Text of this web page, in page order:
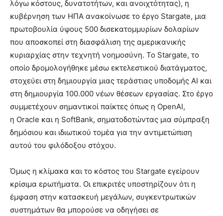
λόγω κόστους, δυνατοτήτων, και ανοιχτότητας), η
κυβέρνηση των ΗΠΑ ανακοίνωσε το έργο Stargate, μια
πρωτοβουλία ύψους 500 δισεκατομμυρίων δολαρίων
που αποσκοπεί στη διασφάλιση της αμερικανικής
κυριαρχίας στην τεχνητή νοημοσύνη. Το Stargate, το
οποίο δρομολογήθηκε μέσω εκτελεστικού διατάγματος,
στοχεύει στη δημιουργία μιας τεράστιας υποδομής ΑΙ και
στη δημιουργία 100.000 νέων θέσεων εργασίας. Στο έργο
συμμετέχουν σημαντικοί παίκτες όπως η OpenAI,
η Oracle και η SoftBank, σηματοδοτώντας μια σύμπραξη
δημόσιου και ιδιωτικού τομέα για την αντιμετώπιση
αυτού του φιλόδοξου στόχου.
Όμως η κλίμακα και το κόστος του Stargate εγείρουν
κρίσιμα ερωτήματα. Οι επικριτές υποστηρίζουν ότι η
έμφαση στην κατασκευή μεγάλων, συγκεντρωτικών
συστημάτων θα μπορούσε να οδηγήσει σε